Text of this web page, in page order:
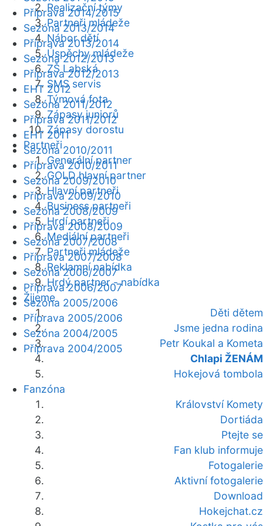
Realizační týmy
Partneři mládeže
Nábor dětí
Úspěchy mládeže
ZŠ Labská
SMS servis
Týmová fota
Zápasy juniorů
Zápasy dorostu
Partneři
Generální partner
GOLD hlavní partner
Hlavní partneři
Business partneři
Hrdí partneři
Mediální partneři
Partneři mládeže
Reklamní nabídka
Hrdý partner - nabídka
Žijeme
Děti dětem
Jsme jedna rodina
Petr Koukal a Kometa
Chlapi ŽENÁM
Hokejová tombola
Fanzóna
Království Komety
Dortiáda
Ptejte se
Fan klub informuje
Fotogalerie
Aktivní fotogalerie
Download
Hokejchat.cz
Příprava 2014/2015
Sezóna 2013/2014
Příprava 2013/2014
Sezóna 2012/2013
Příprava 2012/2013
EHT 2012
Sezóna 2011/2012
Příprava 2011/2012
EHT 2011
Sezóna 2010/2011
Příprava 2010/2011
Sezóna 2009/2010
Příprava 2009/2010
Sezóna 2008/2009
Příprava 2008/2009
Sezóna 2007/2008
Příprava 2007/2008
Sezóna 2006/2007
Příprava 2006/2007
Sezóna 2005/2006
Příprava 2005/2006
Sezóna 2004/2005
Příprava 2004/2005